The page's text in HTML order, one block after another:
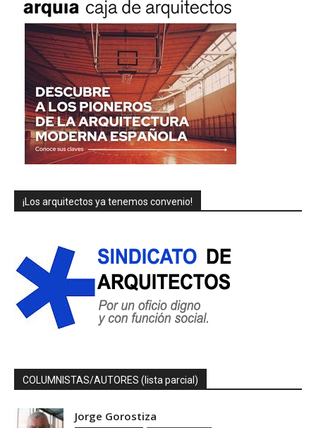
¡Los arquitectos ya tenemos convenio!
COLUMNISTAS/AUTORES (lista parcial)
Jorge Gorostiza